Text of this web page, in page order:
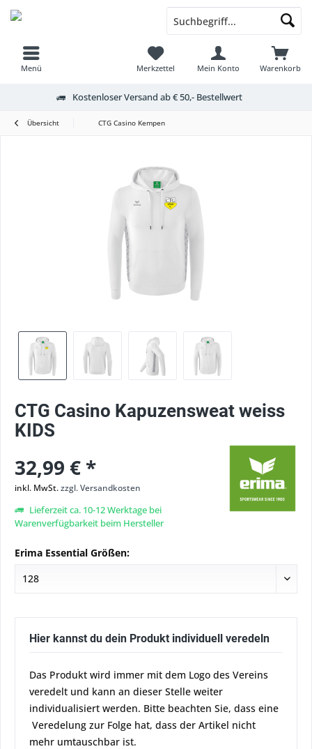
Menü Warenkorb
Merkzettel Mein Konto
Kostenloser Versand ab € 50,- Bestellwert
Übersicht CTG Casino Kempen
CTG Casino Kapuzensweat weiss
KIDS
32,99 € *
inkl. MwSt.zzgl. Versandkosten
Lieferzeit ca. 10-12 Werktage bei
Warenverfügbarkeit beim Hersteller
Erima Essential Größen:
Hier kannst du dein Produkt individuell veredeln
Das Produkt wird immer mit dem Logo des Vereins
veredelt und kann an dieser Stelle weiter
individualisiert werden. Bitte beachten Sie, dass eine
Veredelung zur Folge hat, dass der Artikel nicht
mehr umtauschbar ist.